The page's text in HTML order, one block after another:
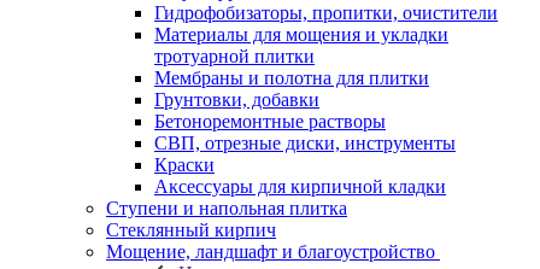
Гидрофобизаторы, пропитки, очистители
Материалы для мощения и укладки
тротуарной плитки
Мембраны и полотна для плитки
Грунтовки, добавки
Бетоноремонтные растворы
СВП, отрезные диски, инструменты
Краски
Аксессуары для кирпичной кладки
Ступени и напольная плитка
Cтеклянный кирпич
Мощение, ландшафт и благоустройство